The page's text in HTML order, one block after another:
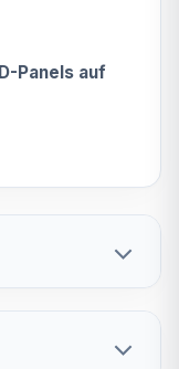
Panels auf